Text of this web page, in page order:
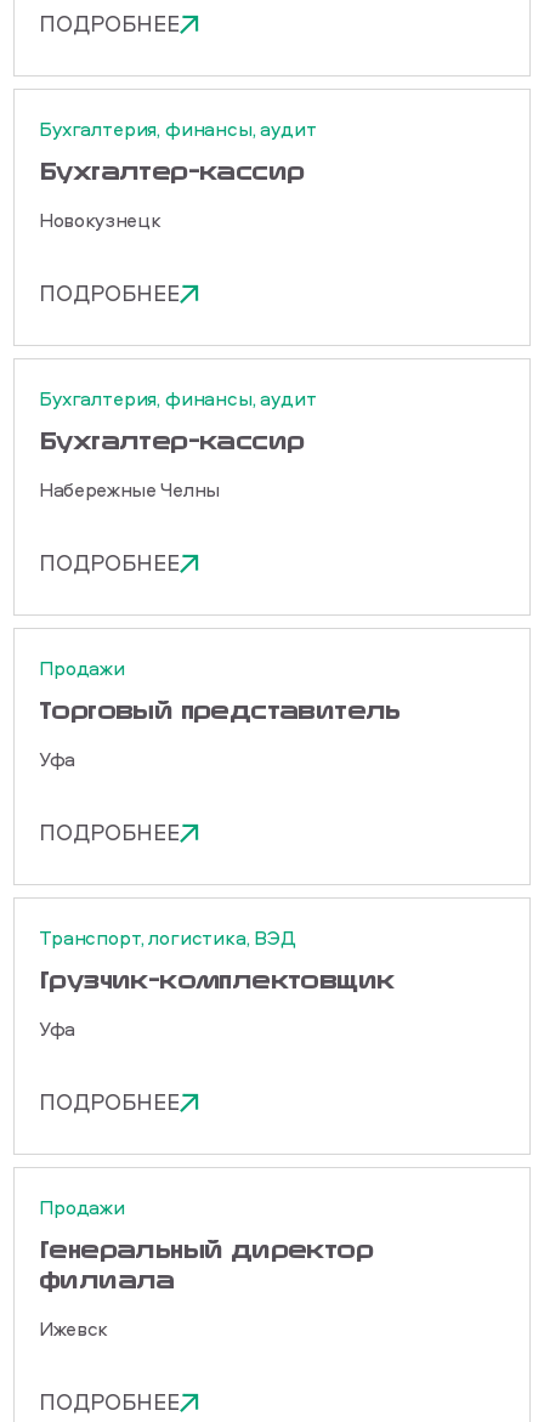
ПОДРОБНЕЕ
Бухгалтерия, финансы, аудит
Бухгалтер-кассир
Новокузнецк
ПОДРОБНЕЕ
Бухгалтерия, финансы, аудит
Бухгалтер-кассир
Набережные Челны
ПОДРОБНЕЕ
Продажи
Торговый представитель
Уфа
ПОДРОБНЕЕ
Транспорт, логистика, ВЭД
Грузчик-комплектовщик
Уфа
ПОДРОБНЕЕ
Продажи
Генеральный директор
филиала
Ижевск
ПОДРОБНЕЕ